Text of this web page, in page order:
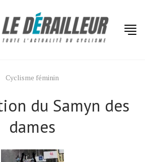
Cyclisme féminin
du Samyn des
dames